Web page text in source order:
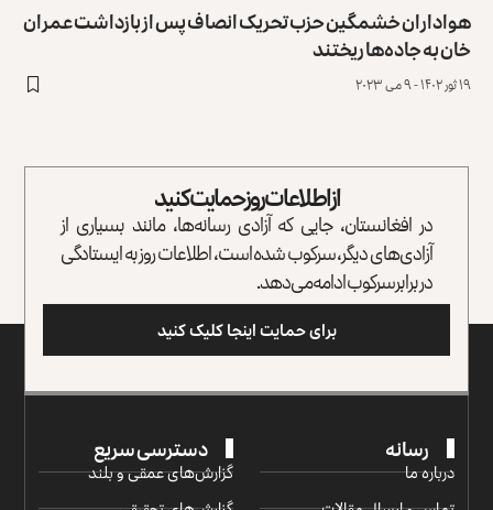
هواداران خشمگین حزب تحریک انصاف پس از بازداشت عمران
خان به جاده‌ها ریختند
۱۹ ثور ۱۴۰۲ - ۹ می ۲۰۲۳
از اطلاعات روز حمایت کنید
در افغانستان، جایی که آزادی رسانه‌ها، مانند بسیاری از
آزادی‌های دیگر، سرکوب شده است، اطلاعات روز به ایستادگی
در برابر سرکوب ادامه می‌دهد.
برای حمایت اینجا کلیک کنید
رسانه
درباره ما
دسترسی سریع
گزارش‌‌های عمقی و بلند